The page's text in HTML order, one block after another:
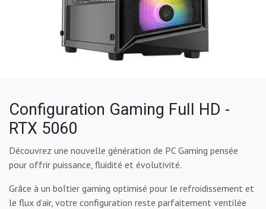
Configuration Gaming Full HD -
RTX 5060
Découvrez une nouvelle génération de PC Gaming pensée
pour offrir puissance, fluidité et évolutivité.
Grâce à un boîtier gaming optimisé pour le refroidissement et
le flux d’air, votre configuration reste parfaitement ventilée